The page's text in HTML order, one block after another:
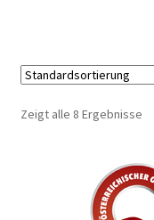
Zeigt alle 8 Ergebnisse